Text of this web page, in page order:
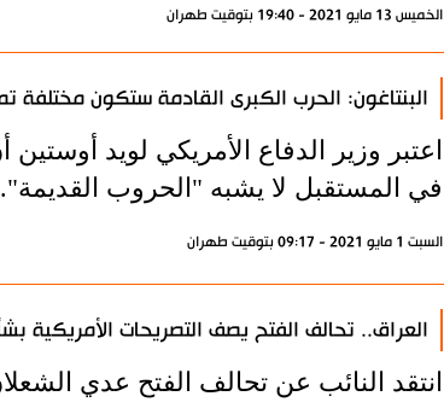
الخميس 13 مايو 2021 - 19:40 بتوقيت طهران
البنتاغون: الحرب الكبرى القادمة ستكون مختلفة
اعتبر وزير الدفاع الأمريكي لويد
في المستقبل لا يشبه "الحروب القديمة".
السبت 1 مايو 2021 - 09:17 بتوقيت طهران
العراق.. تحالف الفتح يصف التصريحات الأمريكية
انتقد النائب عن تحالف الفتح عدي